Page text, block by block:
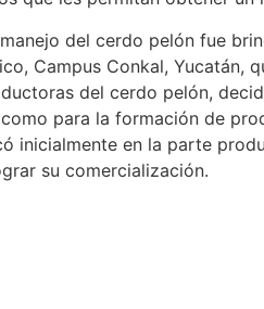
del cerdo pelón fue
Campus Conkal, Yucatán,
del cerdo pelón,
para la formación de
inicialmente en la parte
su comercialización.